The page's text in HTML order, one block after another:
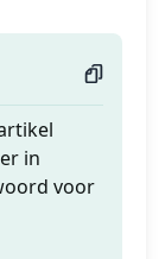
in
voor